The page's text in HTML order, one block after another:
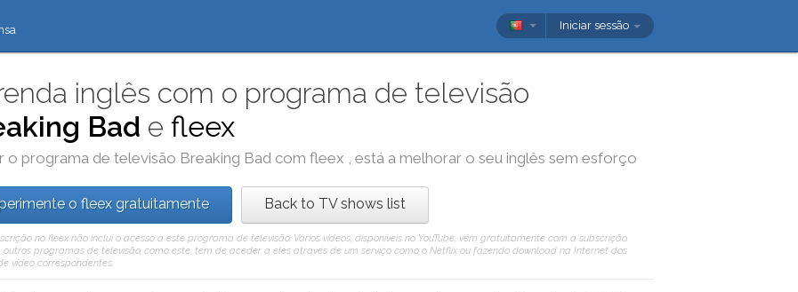
Iniciar sessão
inglês com o programa de televisão
Bad e fleex
o programa de televisão Breaking Badcom fleex , está a melhorar o seu inglês sem esforço
o fleex gratuitamente Back to TV shows list
no fleex não inclui o acesso a este programa de televisão. Vários vídeos, disponíveis no YouTube, vêm gratuitamente com a subscrição.
outros programas de televisão, como este, tem de aceder a eles através de um serviço como o Netflix ou fazendo download na Internet dos
vídeo correspondentes.